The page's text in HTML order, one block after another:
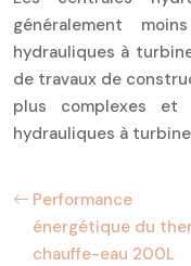
généralement
hydrauliques à
de travaux de
plus complexes et
hydrauliques à turbine
Performance
énergétique du
chauffe-eau 200L